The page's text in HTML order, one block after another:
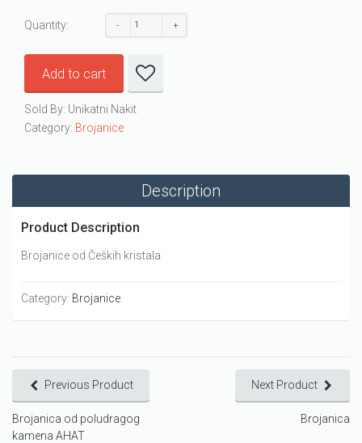
Quantity:
Add to cart
Sold By: Unikatni Nakit
Category: Brojanice
Description
Product Description
Brojanice od Čeških kristala
Category: Brojanice
Previous Product
Brojanica od poludragog
kamena AHAT
Next Product
Brojanica